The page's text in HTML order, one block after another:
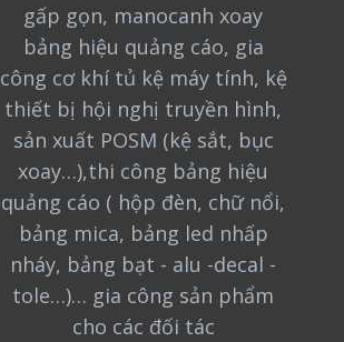
gấp gọn, manocanh xoay
bảng hiệu quảng cáo, gia
công cơ khí tủ kệ máy tính, kệ
thiết bị hội nghị truyền hình,
sản xuất POSM (kệ sắt, bục
xoay…),thi công bảng hiệu
quảng cáo ( hộp đèn, chữ nổi,
bảng mica, bảng led nhấp
nháy, bảng bạt - alu -decal -
tole…)… gia công sản phẩm
cho các đối tác